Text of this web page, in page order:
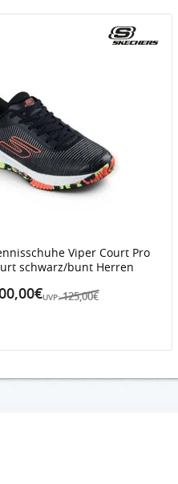
Viper Court Pro
schwarz/bunt Herren
UVP: 125,00€